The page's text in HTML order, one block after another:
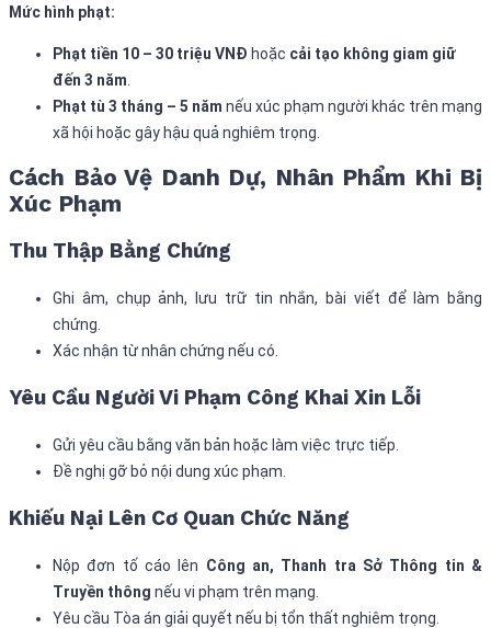
Mức hình phạt:
Phạt tiền 10 – 30 triệu VNĐ hoặc cải tạo không giam giữ
đến 3 năm
Phạt tù 3 tháng – 5 năm nếu xúc phạm người khác trên mạng
xã hội hoặc gây hậu quả nghiêm trọng.
Cách Bảo Vệ Danh Dự, Nhân Phẩm Khi Bị
Xúc Phạm
Thu Thập Bằng Chứng
Ghi âm, chụp ảnh, lưu trữ tin nhắn, bài viết để làm bằng
chứng.
Xác nhận từ nhân chứng nếu có.
Yêu Cầu Người Vi Phạm Công Khai Xin Lỗi
Gửi yêu cầu bằng văn bản hoặc làm việc trực tiếp.
Đề nghị gỡ bỏ nội dung xúc phạm.
Khiếu Nại Lên Cơ Quan Chức Năng
Nộp đơn tố cáo lên Công an, Thanh tra Sở Thông tin &
Truyền thông nếu vi phạm trên mạng.
Yêu cầu Tòa án giải quyết nếu bị tổn thất nghiêm trọng.